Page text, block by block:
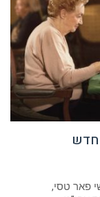
חדש
פאר טסי,